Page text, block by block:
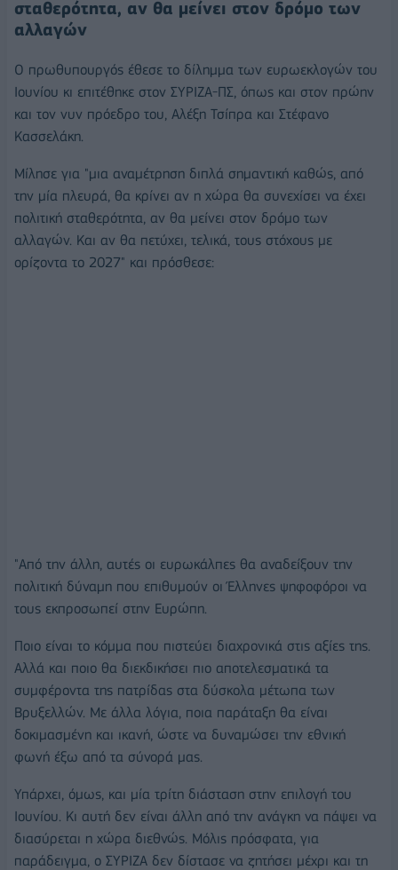
σταθερότητα, αν θα μείνει στον δρόμο των
αλλαγών
Ο πρωθυπουργός έθεσε το δίλημμα των ευρωεκλογών του
Ιουνίου κι επιτέθηκε στον ΣΥΡΙΖΑ-ΠΣ, όπως και στον πρώην
και τον νυν πρόεδρο του, Αλέξη Τσίπρα και Στέφανο
Κασσελάκη.
Μίλησε για "μια αναμέτρηση διπλά σημαντική καθώς, από
την μία πλευρά, θα κρίνει αν η χώρα θα συνεχίσει να έχει
πολιτική σταθερότητα, αν θα μείνει στον δρόμο των
αλλαγών. Και αν θα πετύχει, τελικά, τους στόχους με
ορίζοντα το 2027" και πρόσθεσε:
"Από την άλλη, αυτές οι ευρωκάλπες θα αναδείξουν την
πολιτική δύναμη που επιθυμούν οι Έλληνες ψηφοφόροι να
τους εκπροσωπεί στην Ευρώπη.
Ποιο είναι το κόμμα που πιστεύει διαχρονικά στις αξίες της.
Αλλά και ποιο θα διεκδικήσει πιο αποτελεσματικά τα
συμφέροντα της πατρίδας στα δύσκολα μέτωπα των
Βρυξελλών. Με άλλα λόγια, ποια παράταξη θα είναι
δοκιμασμένη και ικανή, ώστε να δυναμώσει την εθνική
φωνή έξω από τα σύνορά μας.
Υπάρχει, όμως, και μία τρίτη διάσταση στην επιλογή του
Ιουνίου. Κι αυτή δεν είναι άλλη από την ανάγκη να πάψει να
διασύρεται η χώρα διεθνώς. Μόλις πρόσφατα, για
παράδειγμα, ο ΣΥΡΙΖΑ δεν δίστασε να ζητήσει μέχρι και τη